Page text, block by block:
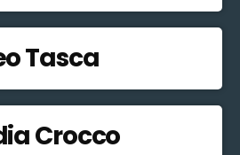
Tasca
Crocco